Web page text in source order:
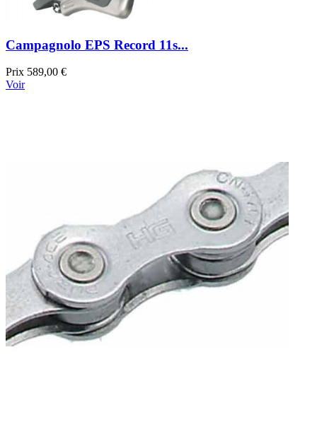
Campagnolo EPS Record 11s...
Prix 589,00 €
Voir